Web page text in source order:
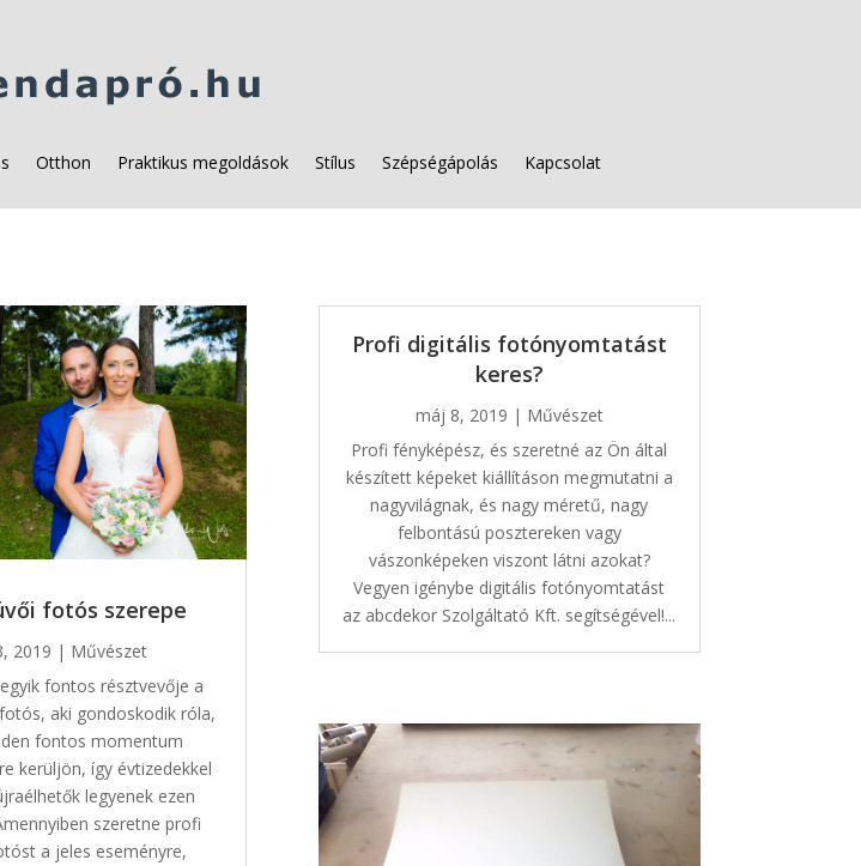
Otthon Praktikus megoldások Stílus Szépségápolás Kapcsolat
fotós szerepe
2019 | Művészet
fontos résztvevője a
aki gondoskodik róla,
fontos momentum
kerüljön, így évtizedekkel
legyenek ezen
szeretne profi
a jeles eseményre,
Profi digitális fotónyomtatást
keres?
máj 8, 2019 | Művészet
Profi fényképész, és szeretné az Ön által
készített képeket kiállításon megmutatni a
nagyvilágnak, és nagy méretű, nagy
felbontású posztereken vagy
vászonképeken viszont látni azokat?
Vegyen igénybe digitális fotónyomtatást
az abcdekor Szolgáltató Kft. segítségével!...